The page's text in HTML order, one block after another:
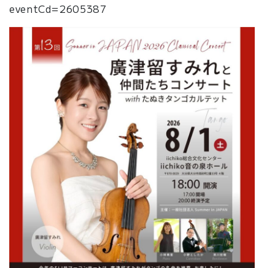
eventCd=2605387